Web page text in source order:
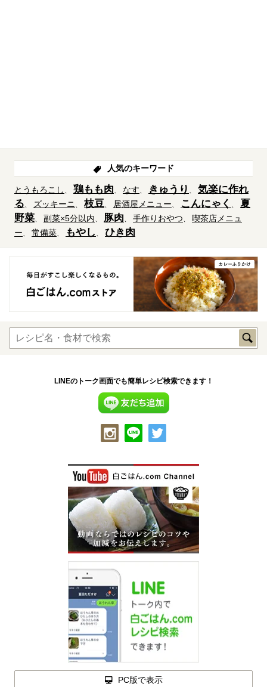
人気のキーワード
とうもろこし 鶏もも肉 なす きゅうり
気楽に作れ
る
ズッキーニ 枝豆 居酒屋メニュー こんにゃく
夏
野菜
副菜×5分以内 豚肉 手作りおやつ
喫茶店メニュ
ー
常備菜 もやし ひき肉
LINEのトーク画面でも簡単レシピ検索できます！
PC版で表示